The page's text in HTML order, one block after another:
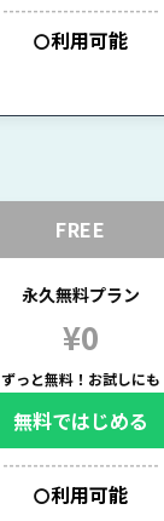
--------------------------
〇利用可能
FREE
永久無料プラン
¥0
ずっと無料！お試しにも
無料ではじめる
--------------------------
〇利用可能